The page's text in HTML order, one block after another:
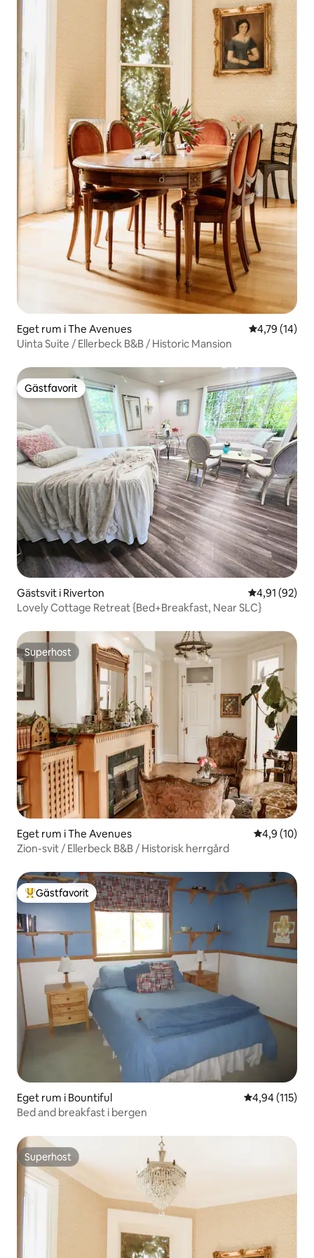
Eget rum i The Avenues 4,79 av 5 i
4,79 (14)
Uinta Suite / Ellerbeck B&B / Historic Mansion
Gästfavorit
Gästfavorit
Gästsvit i Riverton 4,91 av 5 i
4,91 (92)
Lovely Cottage Retreat {Bed+Breakfast, Near SLC}
Superhost
Superhost
Eget rum i The Avenues 4,9 av 5 i
4,9 (10)
Zion-svit / Ellerbeck B&B / Historisk herrgård
Populär gästfavorit
Gästfavorit
Eget rum i Bountiful 4,94 av 5 i
4,94 (115)
Bed and breakfast i bergen
Superhost
Superhost